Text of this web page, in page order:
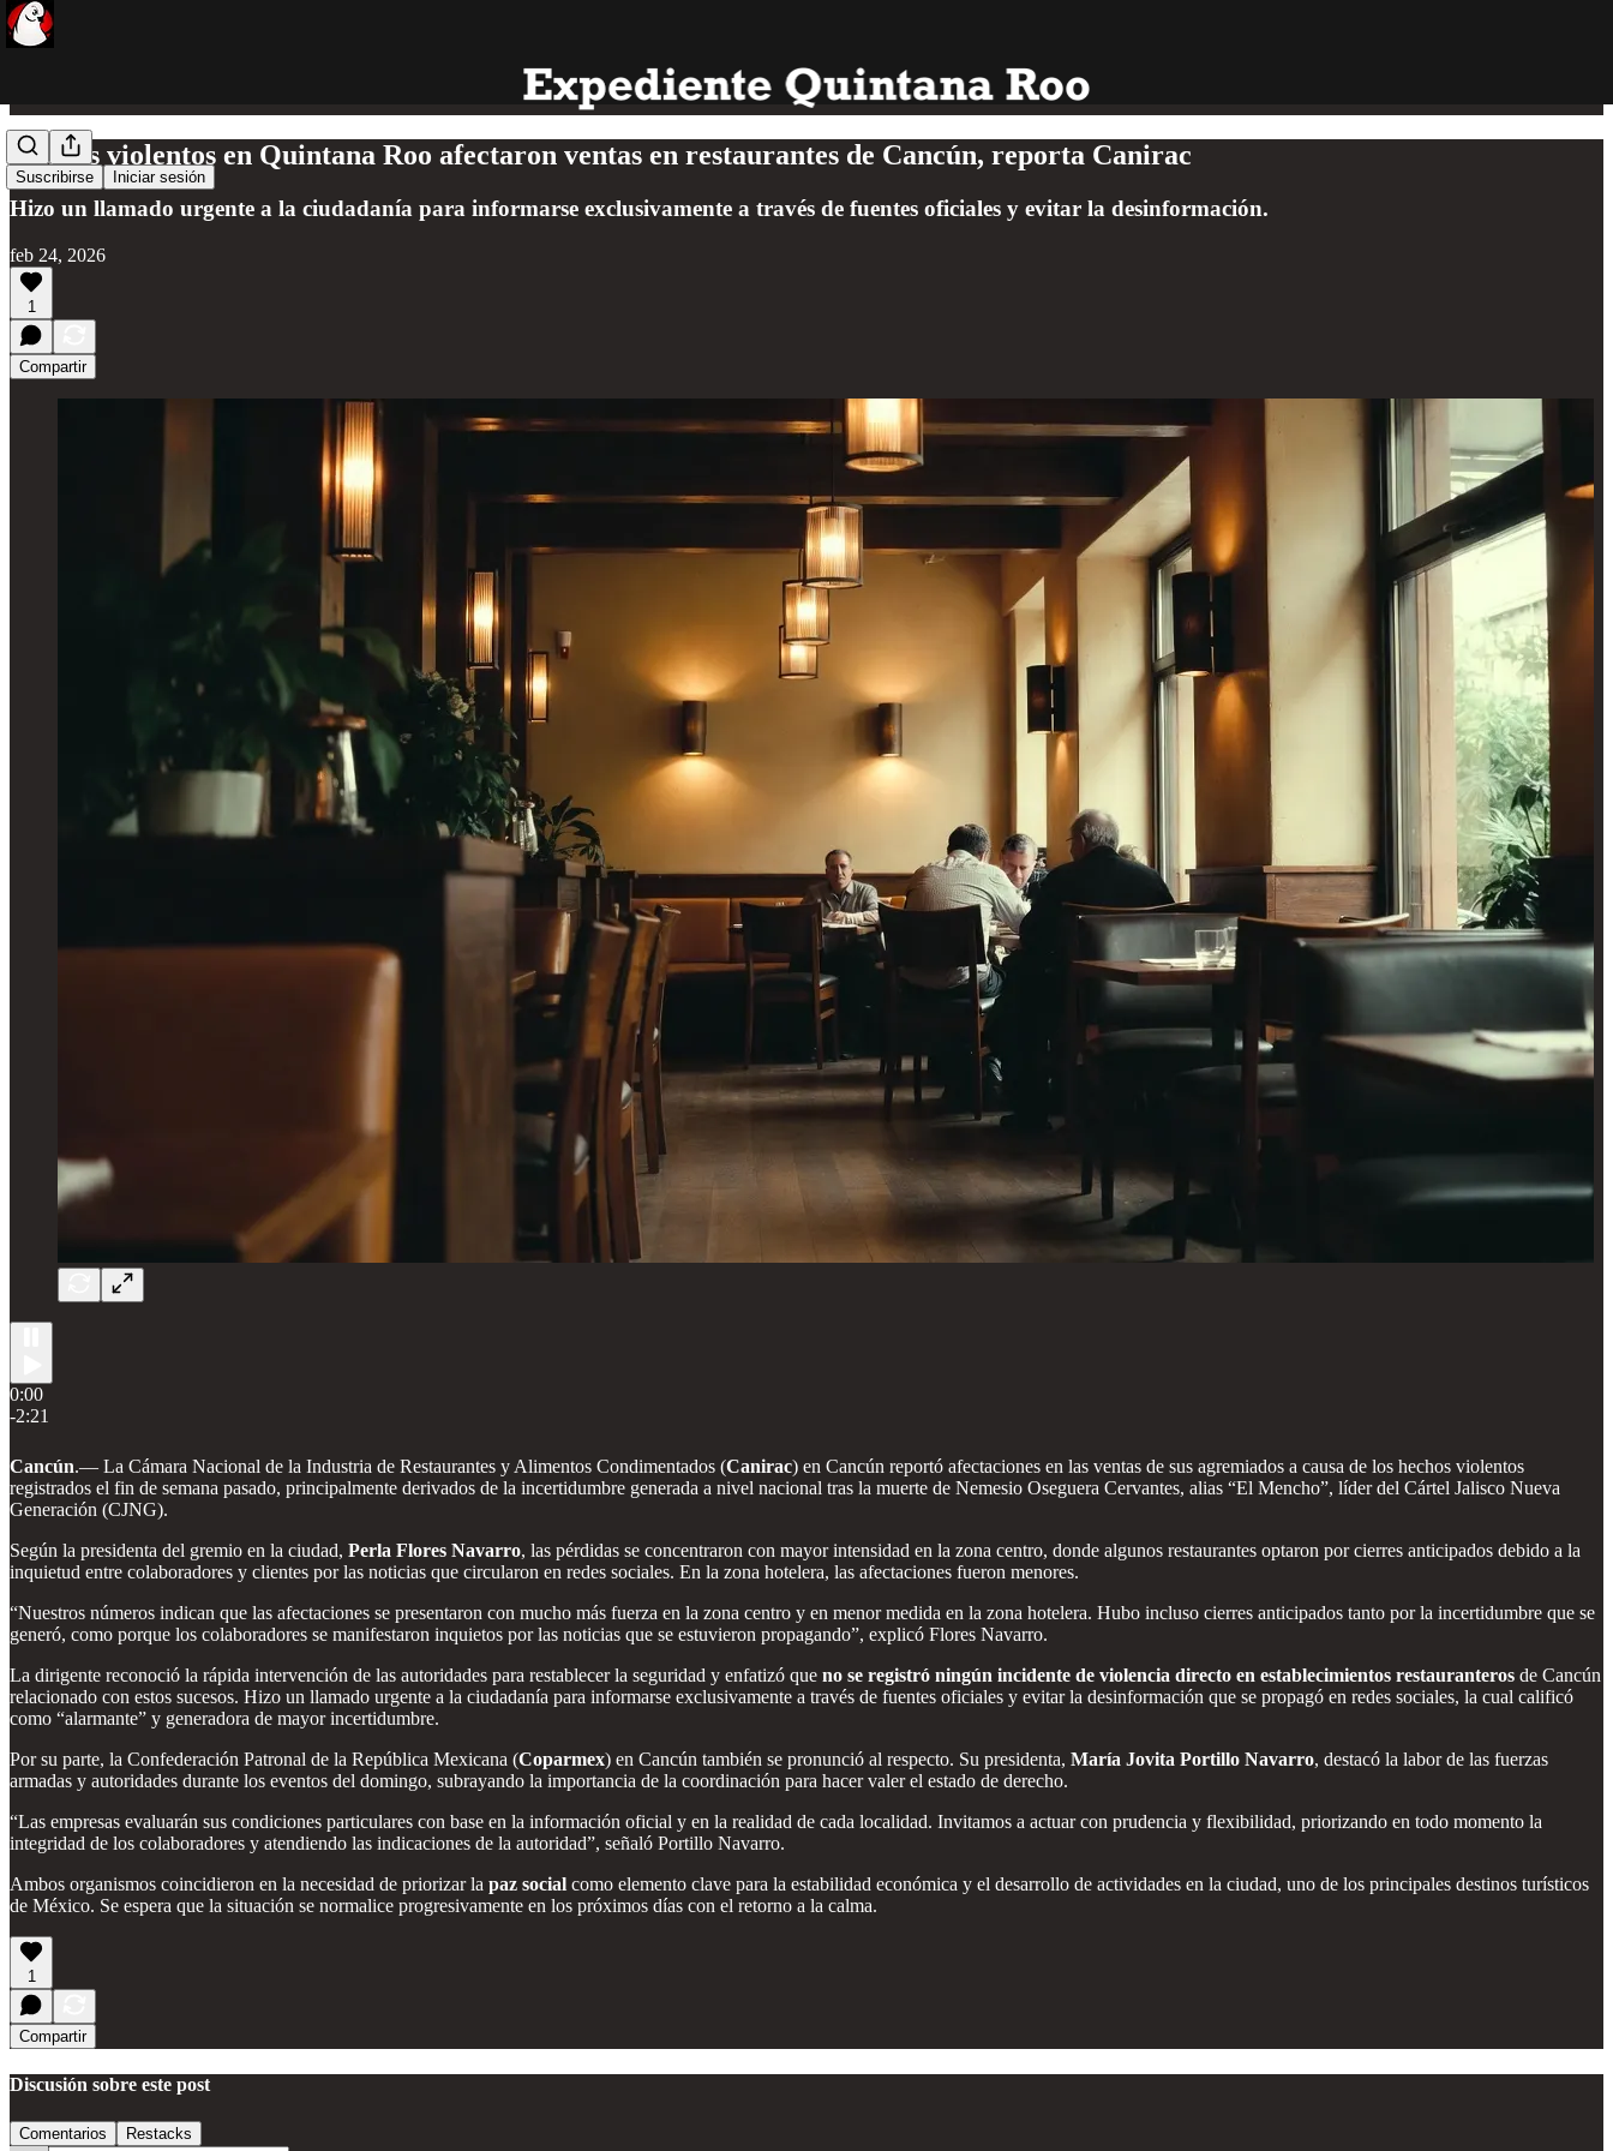
Suscribirse Iniciar sesión
Hechos violentos en Quintana Roo afectaron ventas en restaurantes de Cancún, reporta Canirac
Hizo un llamado urgente a la ciudadanía para informarse exclusivamente a través de fuentes oficiales y evitar la desinformación.
feb 24, 2026
1
Compartir
0:00
-2:21
Cancún.— La Cámara Nacional de la Industria de Restaurantes y Alimentos Condimentados (Canirac) en Cancún reportó afectaciones en las ventas de sus agremiados a causa de los hechos violentos
registrados el fin de semana pasado, principalmente derivados de la incertidumbre generada a nivel nacional tras la muerte de Nemesio Oseguera Cervantes, alias “El Mencho”, líder del Cártel Jalisco Nueva
Generación (CJNG).
Según la presidenta del gremio en la ciudad, Perla Flores Navarro, las pérdidas se concentraron con mayor intensidad en la zona centro, donde algunos restaurantes optaron por cierres anticipados debido a la
inquietud entre colaboradores y clientes por las noticias que circularon en redes sociales. En la zona hotelera, las afectaciones fueron menores.
“Nuestros números indican que las afectaciones se presentaron con mucho más fuerza en la zona centro y en menor medida en la zona hotelera. Hubo incluso cierres anticipados tanto por la incertidumbre que se
generó, como porque los colaboradores se manifestaron inquietos por las noticias que se estuvieron propagando”, explicó Flores Navarro.
La dirigente reconoció la rápida intervención de las autoridades para restablecer la seguridad y enfatizó que no se registró ningún incidente de violencia directo en establecimientos restauranteros de Cancún
relacionado con estos sucesos. Hizo un llamado urgente a la ciudadanía para informarse exclusivamente a través de fuentes oficiales y evitar la desinformación que se propagó en redes sociales, la cual calificó
como “alarmante” y generadora de mayor incertidumbre.
Por su parte, la Confederación Patronal de la República Mexicana (Coparmex) en Cancún también se pronunció al respecto. Su presidenta, María Jovita Portillo Navarro, destacó la labor de las fuerzas
armadas y autoridades durante los eventos del domingo, subrayando la importancia de la coordinación para hacer valer el estado de derecho.
“Las empresas evaluarán sus condiciones particulares con base en la información oficial y en la realidad de cada localidad. Invitamos a actuar con prudencia y flexibilidad, priorizando en todo momento la
integridad de los colaboradores y atendiendo las indicaciones de la autoridad”, señaló Portillo Navarro.
Ambos organismos coincidieron en la necesidad de priorizar la paz social como elemento clave para la estabilidad económica y el desarrollo de actividades en la ciudad, uno de los principales destinos turísticos
de México. Se espera que la situación se normalice progresivamente en los próximos días con el retorno a la calma.
1
Compartir
Discusión sobre este post
Comentarios Restacks